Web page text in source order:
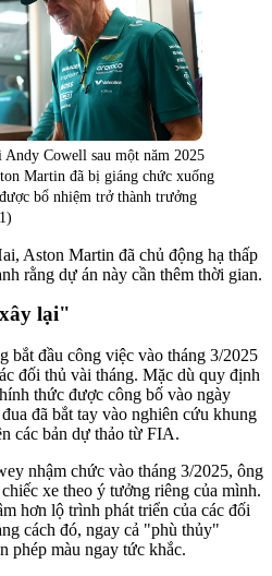
Cowell sau một năm 2025
Martin đã bị giáng chức xuống
bổ nhiệm trở thành trưởng
Aston Martin đã chủ động hạ thấp
rằng dự án này cần thêm thời gian.
lại"
bắt đầu công việc vào tháng 3/2025
đối thủ vài tháng. Mặc dù quy định
thức được công bố vào ngày
đã bắt tay vào nghiên cứu khung
các bản dự thảo từ FIA.
nhậm chức vào tháng 3/2025, ông
xe theo ý tưởng riêng của mình.
hơn lộ trình phát triển của các đối
cách đó, ngay cả "phù thủy"
phép màu ngay tức khắc.